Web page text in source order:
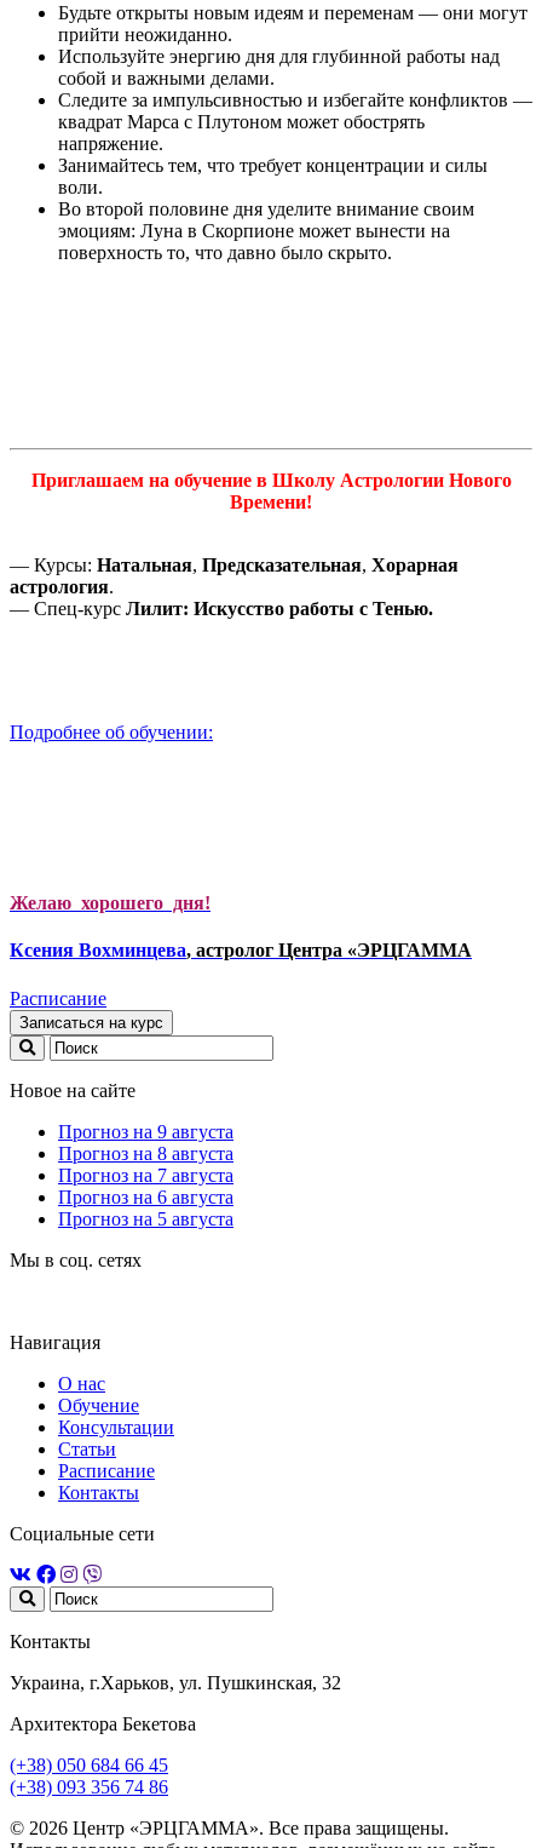
Будьте открыты новым идеям и переменам — они могут
прийти неожиданно.
Используйте энергию дня для глубинной работы над
собой и важными делами.
Следите за импульсивностью и избегайте конфликтов —
квадрат Марса с Плутоном может обострять
напряжение.
Занимайтесь тем, что требует концентрации и силы
воли.
Во второй половине дня уделите внимание своим
эмоциям: Луна в Скорпионе может вынести на
поверхность то, что давно было скрыто.
Приглашаем на обучение в Школу Астрологии Нового
Времени!
— Курсы: Натальная, Предсказательная, Хорарная
астрология.
— Спец-курс Лилит: Искусство работы с Тенью.
Подробнее об обучении:
Желаю хорошего дня!
Ксения Вохминцева, астролог Центра «ЭРЦГАММА
Расписание
Записаться на курс
Новое на сайте
Прогноз на 9 августа
Прогноз на 8 августа
Прогноз на 7 августа
Прогноз на 6 августа
Прогноз на 5 августа
Мы в соц. сетях
Навигация
О нас
Обучение
Консультации
Статьи
Расписание
Контакты
Социальные сети
Контакты
Украина, г.Харьков, ул. Пушкинская, 32
Архитектора Бекетова
(+38) 050 684 66 45
(+38) 093 356 74 86
© 2026 Центр «ЭРЦГАММА». Все права защищены.